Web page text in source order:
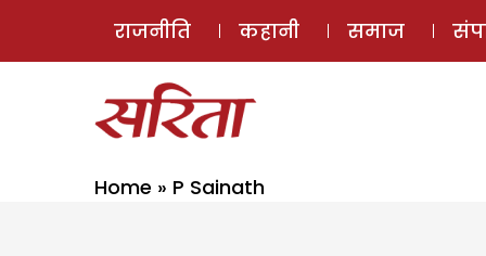
राजनीति कहानी समाज
Home » P Sainath